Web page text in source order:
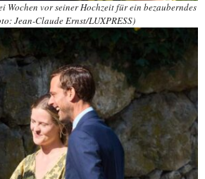
Wochen vor seiner Hochzeit für ein bezauberndes
Jean-Claude Ernst/LUXPRESS)